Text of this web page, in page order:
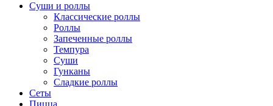
Суши и роллы
Классические роллы
Роллы
Запеченные роллы
Темпура
Суши
Гунканы
Сладкие роллы
Сеты